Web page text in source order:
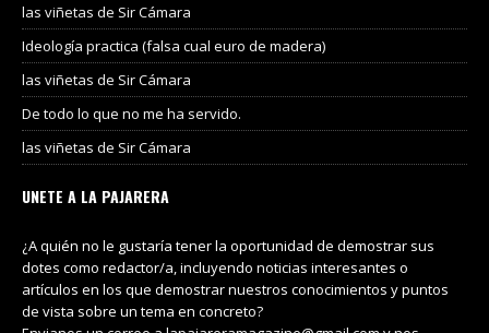
las viñetas de Sir Cámara
Ideología practica (falsa cual euro de madera)
las viñetas de Sir Cámara
De todo lo que no me ha servido.
las viñetas de Sir Cámara
UNETE A LA PAJARERA
¿A quién no le gustaría tener la oportunidad de demostrar sus
dotes como redactor/a, incluyendo noticias interesantes o
artículos en los que demostrar nuestros conocimientos y puntos
de vista sobre un tema en concreto?